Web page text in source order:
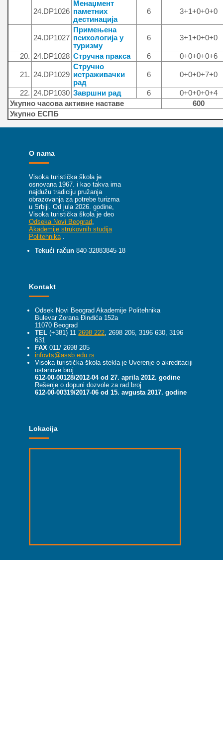
24.DP1026
Менаџмент
паметних
дестинација
6 3+1+0+0+0
24.DP1027
Примењена
психологија у
туризму
6 3+1+0+0+0
20. 24.DP1028 Стручна пракса 6 0+0+0+0+6
21. 24.DP1029
Стручно
истраживачки
рад
6 0+0+0+7+0
22. 24.DP1030 Завршни рад 6
0+0+0+0+4
Укупно часова активне наставе
600
Укупно ЕСПБ
O nama
Visoka turistička škola je
osnovana 1967. i kao takva ima
najdužu tradiciju pružanja
obrazovanja za potrebe turizma
u Srbiji. Od jula 2026. godine,
Visoka turistička škola je deo
Odseka Novi Beograd
Akademije strukovnih studija
Politehnika
Tekući račun 840-32883845-18
Kontakt
Odsek Novi Beograd Akademije Politehnika
Bulevar Zorana Đinđića 152a
11070 Beograd
TEL (+381) 11 2698 222 , 2698 206, 3196 630, 3196
631
FAX 011/ 2698 205
infovts@assb.edu.rs
Visoka turistička škola stekla je Uverenje o akreditaciji
ustanove broj
612-00-00128/2012-04 od 27. aprila 2012. godine
Rešenje o dopuni dozvole za rad broj
612-00-00319/2017-06 od 15. avgusta 2017. godine
Lokacija